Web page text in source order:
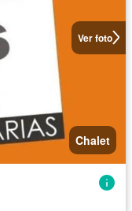
Ver foto
Chalet